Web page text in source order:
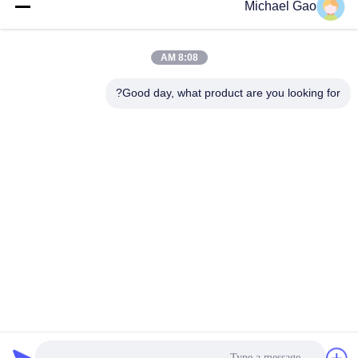
Michael Gao
8:08 AM
Good day, what product are you looking for?